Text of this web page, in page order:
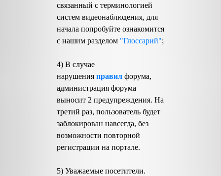
связанный с терминологией
систем видеонаблюдения, для
начала попробуйте ознакомится
с нашим разделом "Глоссарий";
4) В случае
нарушения правил форума,
администрация форума
выносит 2 предупреждения. На
третий раз, пользователь будет
заблокирован навсегда, без
возможности повторной
регистрации на портале.
5) Уважаемые посетители.